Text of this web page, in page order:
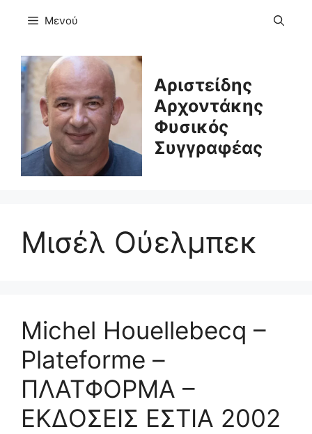
Μενού
Αριστείδης
Αρχοντάκης
Φυσικός
Συγγραφέας
Μισέλ Ούελμπεκ
Michel Houellebecq –
Plateforme –
ΠΛΑΤΦΟΡΜΑ –
ΕΚΔΟΣΕΙΣ ΕΣΤΙΑ 2002